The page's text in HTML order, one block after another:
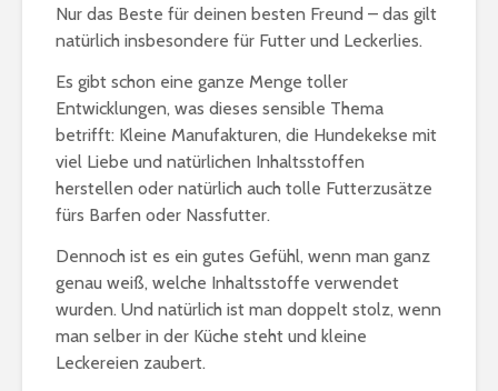
Nur das Beste für deinen besten Freund – das gilt
natürlich insbesondere für Futter und Leckerlies.
Es gibt schon eine ganze Menge toller
Entwicklungen, was dieses sensible Thema
betrifft: Kleine Manufakturen, die Hundekekse mit
viel Liebe und natürlichen Inhaltsstoffen
herstellen oder natürlich auch tolle Futterzusätze
fürs Barfen oder Nassfutter.
Dennoch ist es ein gutes Gefühl, wenn man ganz
genau weiß, welche Inhaltsstoffe verwendet
wurden. Und natürlich ist man doppelt stolz, wenn
man selber in der Küche steht und kleine
Leckereien zaubert.